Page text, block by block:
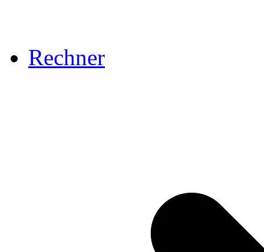
Rechner